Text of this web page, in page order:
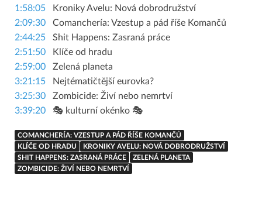
1:58:05 Kroniky Avelu: Nová dobrodružství
2:09:30 Comanchería: Vzestup a pád říše Komančů
2:44:25 Shit Happens: Zasraná práce
2:51:50 Klíče od hradu
2:59:00 Zelená planeta
3:21:15 Nejtématičtější eurovka?
3:25:30 Zombicide: Živí nebo nemrtví
3:39:20 🎭 kulturní okénko 🎭
COMANCHERÍA: VZESTUP A PÁD ŘÍŠE KOMANČŮ
KLÍČE OD HRADU
KRONIKY AVELU: NOVÁ DOBRODRUŽSTVÍ
SHIT HAPPENS: ZASRANÁ PRÁCE
ZELENÁ PLANETA
ZOMBICIDE: ŽIVÍ NEBO NEMRTVÍ